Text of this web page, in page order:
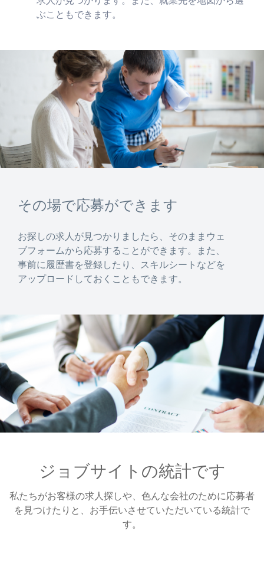
ぶこともできます。
その場で応募ができます
お探しの求人が見つかりましたら、そのままウェ
ブフォームから応募することができます。また、
事前に履歴書を登録したり、スキルシートなどを
アップロードしておくこともできます。
ジョブサイトの統計です
私たちがお客様の求人探しや、色んな会社のために応募者
を見つけたりと、お手伝いさせていただいている統計で
す。